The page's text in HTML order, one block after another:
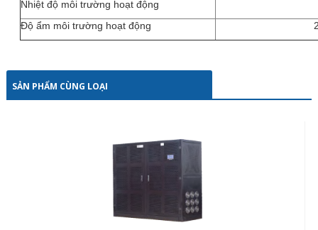
Nhiệt độ môi trường hoạt động
Độ ẩm môi trường hoạt động
SẢN PHẨM CÙNG LOẠI